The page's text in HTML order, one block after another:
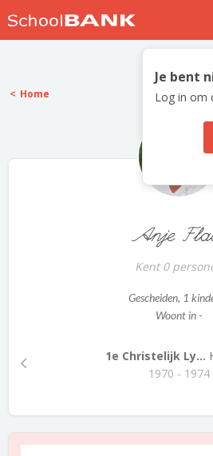
Nostalgische
Log in
Meld je gratis
Je bent
Log in om
Home
Anje
Kent 0
Gescheiden, 1
Woont in -
1e Christelijk Ly...
1970 - 1974